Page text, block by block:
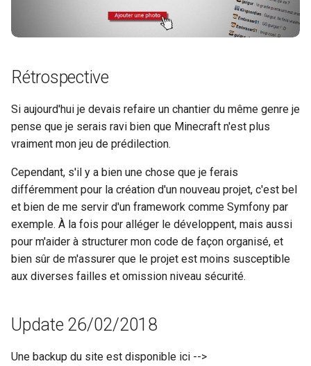
Rétrospective
Si aujourd'hui je devais refaire un chantier du même genre je
pense que je serais ravi bien que Minecraft n'est plus
vraiment mon jeu de prédilection.
Cependant, s'il y a bien une chose que je ferais
différemment pour la création d'un nouveau projet, c'est bel
et bien de me servir d'un framework comme Symfony par
exemple. À la fois pour alléger le développent, mais aussi
pour m'aider à structurer mon code de façon organisé, et
bien sûr de m'assurer que le projet est moins susceptible
aux diverses failles et omission niveau sécurité.
Update 26/02/2018
Une backup du site est disponible ici -->